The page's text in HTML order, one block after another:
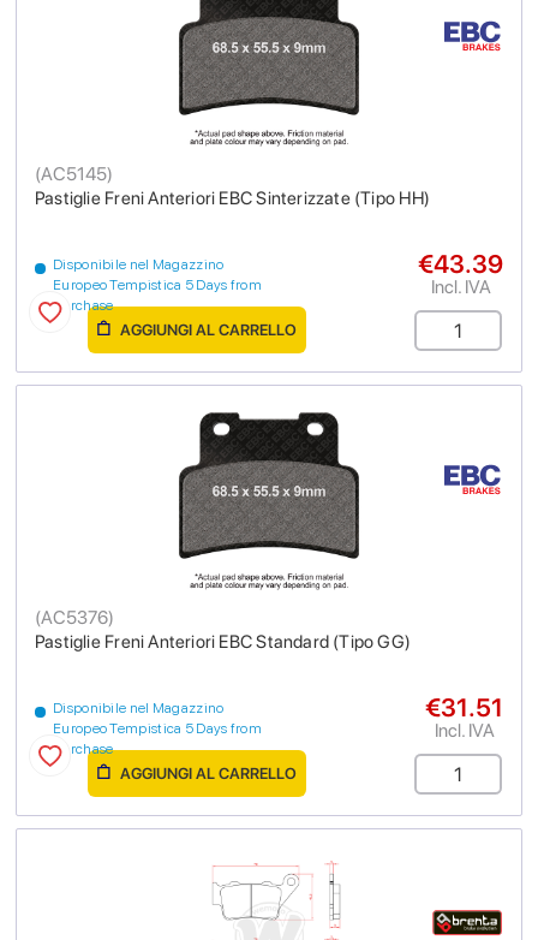
Pastiglie Freni Anteriori EBC Sinterizzate (Tipo HH)
(AC5145)
Disponibile nel Magazzino
Europeo Tempistica 5 Days from
purchase
€43.39
Incl. IVA
AGGIUNGI AL CARRELLO
Pastiglie Freni Anteriori EBC Standard (Tipo GG)
(AC5376)
Disponibile nel Magazzino
Europeo Tempistica 5 Days from
purchase
€31.51
Incl. IVA
AGGIUNGI AL CARRELLO